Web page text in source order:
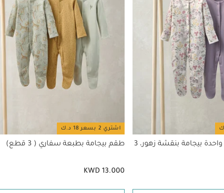
طقم لباس قطعة واحدة بيجامة بنقشة زهور، 3
اشتري 2 بسعر 18 د.ك
طقم بيجامة بطبعة سفاري ( 3 قطع)
KWD 13.000